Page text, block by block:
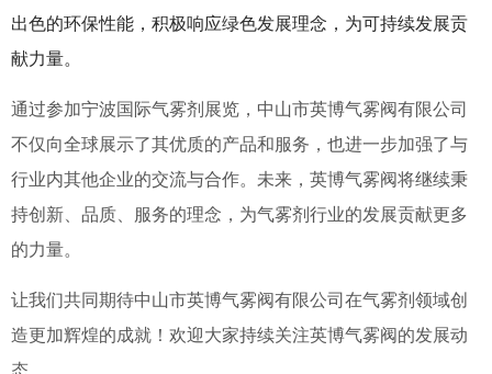
出色的环保性能，积极响应绿色发展理念，为可持续发展贡
献力量。
通过参加宁波国际气雾剂展览，中山市英博气雾阀有限公司
不仅向全球展示了其优质的产品和服务，也进一步加强了与
行业内其他企业的交流与合作。未来，英博气雾阀将继续秉
持创新、品质、服务的理念，为气雾剂行业的发展贡献更多
的力量。
让我们共同期待中山市英博气雾阀有限公司在气雾剂领域创
造更加辉煌的成就！欢迎大家持续关注英博气雾阀的发展动
态。